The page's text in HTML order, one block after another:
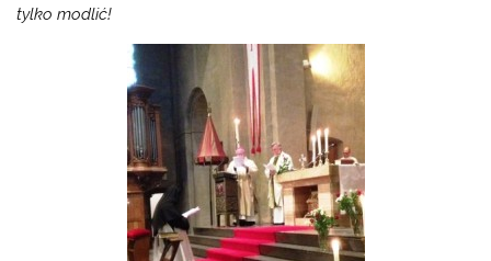
tylko modlić!